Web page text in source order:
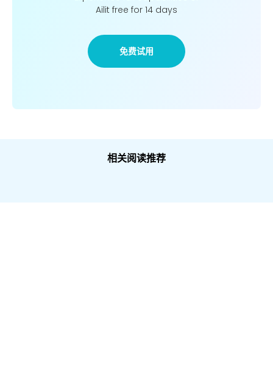
Ailit free for 14 days
免费试用
相关阅读推荐